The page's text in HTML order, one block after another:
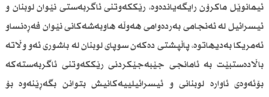
ئیمانوێل ماكرۆن رایگەیاندەوە، رێككەوتنی ئاگربەستی نێوان لوبنان و
ئیسرائیل لە ئەنجامی بەردەوامی هەوڵە هاوبەشەكانی نێوان فەڕەنساو
ئەمریكا بەدیهاتوە، پاڵپشتی دەكەن سوپای لوبنان لە باشوری ئەو وڵاتە
باڵادەستبێت بە ئامانجی جێبەجێكردنی رێككەوتنی ئاگربەستەكە
بۆئەوەی ئاوارە لوبنانی و ئیسرائیلییەكانیش بتوانن بگەڕێنەوە بۆ